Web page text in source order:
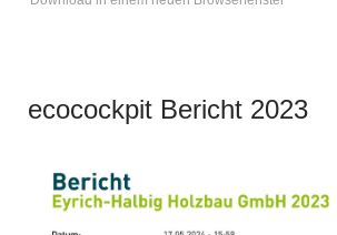
ecocockpit Bericht 2023